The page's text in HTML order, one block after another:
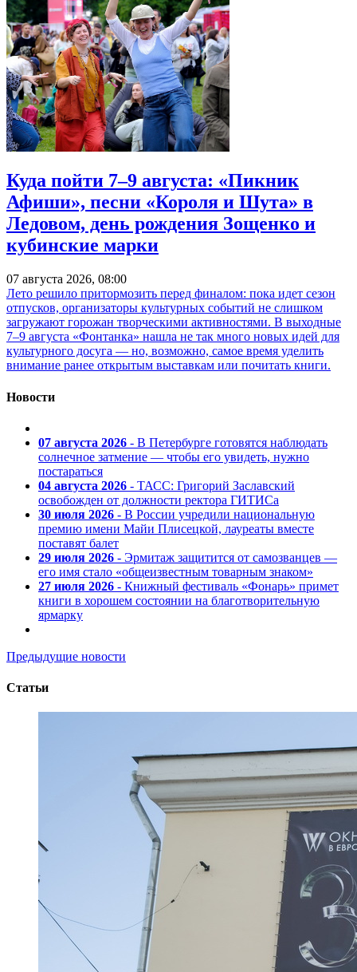
Куда пойти 7–9 августа: «Пикник
Афиши», песни «Короля и Шута» в
Ледовом, день рождения Зощенко и
кубинские марки
07 августа 2026, 08:00
Лето решило притормозить перед финалом: пока идет сезон
отпусков, организаторы культурных событий не слишком
загружают горожан творческими активностями. В выходные
7–9 августа «Фонтанка» нашла не так много новых идей для
культурного досуга — но, возможно, самое время уделить
внимание ранее открытым выставкам или почитать книги.
Новости
07 августа 2026 - В Петербурге готовятся наблюдать
солнечное затмение — чтобы его увидеть, нужно
постараться
04 августа 2026 - ТАСС: Григорий Заславский
освобожден от должности ректора ГИТИСа
30 июля 2026 - В России учредили национальную
премию имени Майи Плисецкой, лауреаты вместе
поставят балет
29 июля 2026 - Эрмитаж защитится от самозванцев —
его имя стало «общеизвестным товарным знаком»
27 июля 2026 - Книжный фестиваль «Фонарь» примет
книги в хорошем состоянии на благотворительную
ярмарку
Предыдущие новости
Статьи